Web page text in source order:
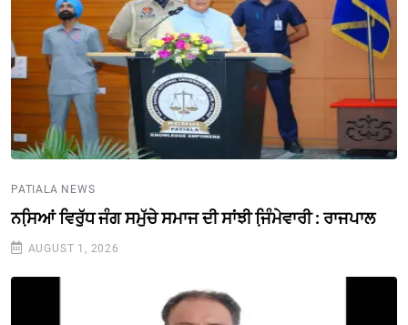
PATIALA NEWS
ਨਸਿ਼ਆਂ ਵਿਰੁੱਧ ਜੰਗ ਸਮੁੱਚੇ ਸਮਾਜ ਦੀ ਸਾਂਝੀ ਜਿ਼ੰਮੇਵਾਰੀ : ਰਾਜਪਾਲ
AUGUST 1, 2026